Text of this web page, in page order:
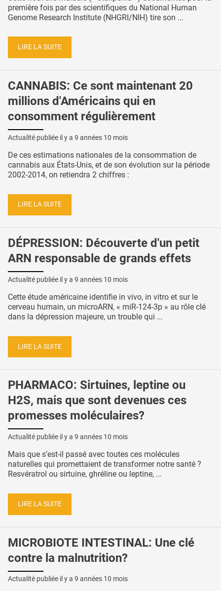
première fois par des scientifiques du National Human
Genome Research Institute (NHGRI/NIH) tire son ...
LIRE LA SUITE
CANNABIS: Ce sont maintenant 20
millions d'Américains qui en
consomment régulièrement
Actualité publiée il y a 9 années 10 mois
De ces estimations nationales de la consommation de
cannabis aux États-Unis, et de son évolution sur la période
2002-2014, on retiendra 2 chiffres :
LIRE LA SUITE
DÉPRESSION: Découverte d'un petit
ARN responsable de grands effets
Actualité publiée il y a 9 années 10 mois
Cette étude américaine identifie in vivo, in vitro et sur le
cerveau humain, un microARN, « miR-124-3p » au rôle clé
dans la dépression majeure, un trouble qui ...
LIRE LA SUITE
PHARMACO: Sirtuines, leptine ou
H2S, mais que sont devenues ces
promesses moléculaires?
Actualité publiée il y a 9 années 10 mois
Mais que s’est-il passé avec toutes ces molécules
naturelles qui promettaient de transformer notre santé ?
Resvératrol ou sirtuine, ghréline ou leptine, ...
LIRE LA SUITE
MICROBIOTE INTESTINAL: Une clé
contre la malnutrition?
Actualité publiée il y a 9 années 10 mois